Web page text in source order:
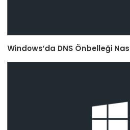
Windows’da DNS Önbelleği